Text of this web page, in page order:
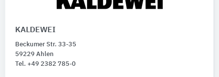
Umweltdeklarationen (EPDs)
Badewannen
KALDEWEI
Beckumer Str. 33-35
59229 Ahlen
Tel. +49 2382 785-0